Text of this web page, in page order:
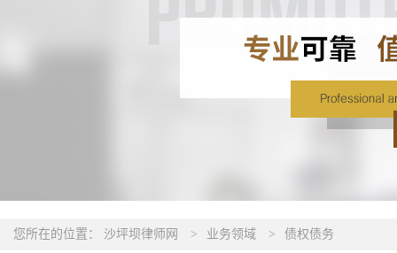
您所在的位置： 沙坪坝律师网 > 业务领域 > 债权债务